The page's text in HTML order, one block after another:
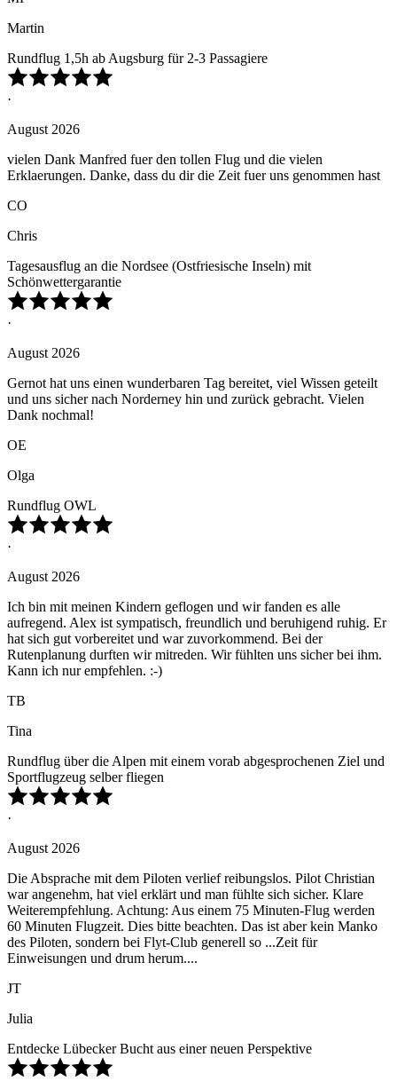
Martin
Rundflug 1,5h ab Augsburg für 2-3 Passagiere
·
August 2026
vielen Dank Manfred fuer den tollen Flug und die vielen
Erklaerungen. Danke, dass du dir die Zeit fuer uns genommen hast
CO
Chris
Tagesausflug an die Nordsee (Ostfriesische Inseln) mit
Schönwettergarantie
·
August 2026
Gernot hat uns einen wunderbaren Tag bereitet, viel Wissen geteilt
und uns sicher nach Norderney hin und zurück gebracht. Vielen
Dank nochmal!
OE
Olga
Rundflug OWL
·
August 2026
Ich bin mit meinen Kindern geflogen und wir fanden es alle
aufregend. Alex ist sympatisch, freundlich und beruhigend ruhig. Er
hat sich gut vorbereitet und war zuvorkommend. Bei der
Rutenplanung durften wir mitreden. Wir fühlten uns sicher bei ihm.
Kann ich nur empfehlen. :-)
TB
Tina
Rundflug über die Alpen mit einem vorab abgesprochenen Ziel und
Sportflugzeug selber fliegen
·
August 2026
Die Absprache mit dem Piloten verlief reibungslos. Pilot Christian
war angenehm, hat viel erklärt und man fühlte sich sicher. Klare
Weiterempfehlung. Achtung: Aus einem 75 Minuten-Flug werden
60 Minuten Flugzeit. Dies bitte beachten. Das ist aber kein Manko
des Piloten, sondern bei Flyt-Club generell so ...Zeit für
Einweisungen und drum herum....
JT
Julia
Entdecke Lübecker Bucht aus einer neuen Perspektive